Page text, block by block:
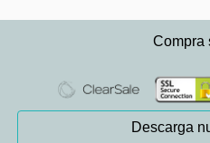
Compra
Descarga